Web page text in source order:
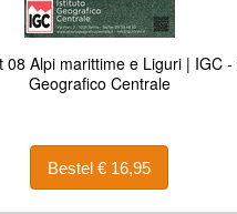
08 Alpi marittime e Liguri | IGC -
Geografico Centrale
Bestel € 16,95